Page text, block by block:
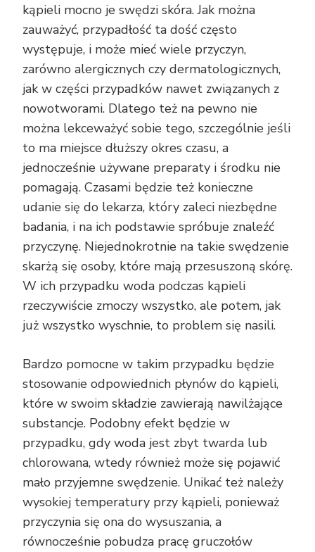
kąpieli mocno je swędzi skóra. Jak można
zauważyć, przypadłość ta dość często
występuje, i może mieć wiele przyczyn,
zarówno alergicznych czy dermatologicznych,
jak w części przypadków nawet związanych z
nowotworami. Dlatego też na pewno nie
można lekceważyć sobie tego, szczególnie jeśli
to ma miejsce dłuższy okres czasu, a
jednocześnie używane preparaty i środku nie
pomagają. Czasami będzie też konieczne
udanie się do lekarza, który zaleci niezbędne
badania, i na ich podstawie spróbuje znaleźć
przyczynę. Niejednokrotnie na takie swędzenie
skarżą się osoby, które mają przesuszoną skórę.
W ich przypadku woda podczas kąpieli
rzeczywiście zmoczy wszystko, ale potem, jak
już wszystko wyschnie, to problem się nasili.
Bardzo pomocne w takim przypadku będzie
stosowanie odpowiednich płynów do kąpieli,
które w swoim składzie zawierają nawilżające
substancje. Podobny efekt będzie w
przypadku, gdy woda jest zbyt twarda lub
chlorowana, wtedy również może się pojawić
mało przyjemne swędzenie. Unikać też należy
wysokiej temperatury przy kąpieli, ponieważ
przyczynia się ona do wysuszania, a
równocześnie pobudza pracę gruczołów